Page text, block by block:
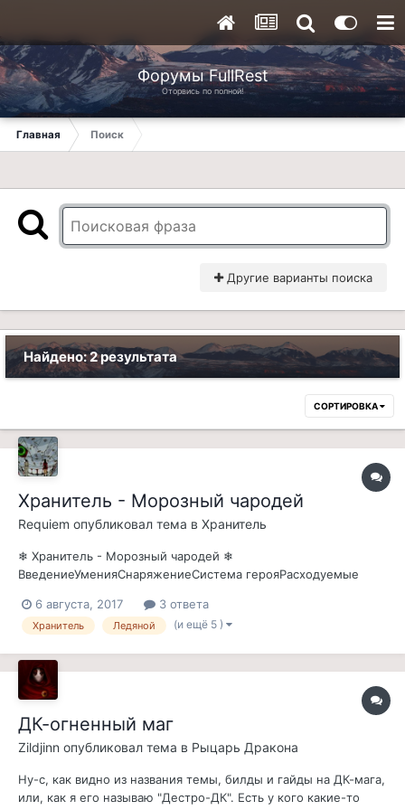
Форумы FullRest
Оторвись по полной!
Главная Поиск
Другие варианты поиска
Найдено: 2 результата
СОРТИРОВКА
Хранитель - Морозный чародей
Requiem опубликовал тема в Хранитель
❄ Хранитель - Морозный чародей ❄
ВведениеУменияСнаряжениеСистема герояРасходуемые
руководстве будут представлены рекомендации при
отыгрыше Мана-ДД Хранителя в упор на морозный урон.
всё же не теря...
6 августа, 2017 3 ответа
Хранитель Ледяной (и ещё 5 )
ДК-огненный маг
Zildjinn опубликовал тема в Рыцарь Дракона
Ну-с, как видно из названия темы, билды и гайды на ДК-мага,
или, как я его называю "Дестро-ДК". Есть у кого какие-то